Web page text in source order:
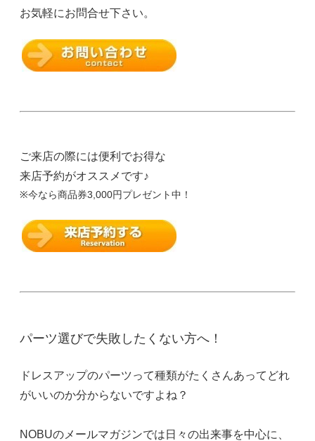
お気軽にお問合せ下さい。
ご来店の際には便利でお得な
来店予約がオススメです♪
※今なら商品券3,000円プレゼント中！
パーツ選びで失敗したくない方へ！
ドレスアップのパーツって種類がたくさんあってどれ
がいいのか分からないですよね？
NOBUのメールマガジンでは日々の出来事を中心に、